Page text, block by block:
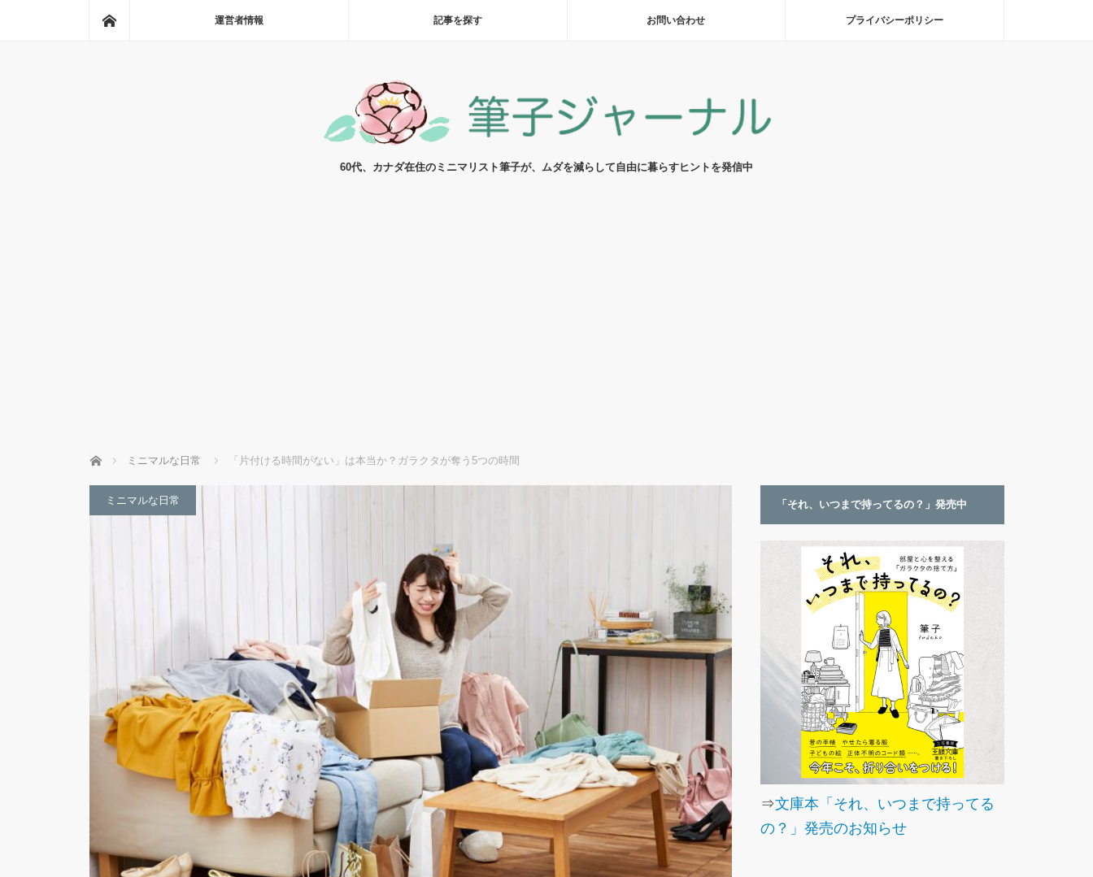
運営者情報 記事を探す お問い合わせ プライバシーポリシー
60代、カナダ在住のミニマリスト筆子が、ムダを減らして自由に暮らすヒントを発信中
ホーム ミニマルな日常 「片付ける時間がない」は本当か？ガラクタが奪う5つの時間
ミニマルな日常 「それ、いつまで持ってるの？」発売中
⇒文庫本「それ、いつまで持ってる
の？」発売のお知らせ